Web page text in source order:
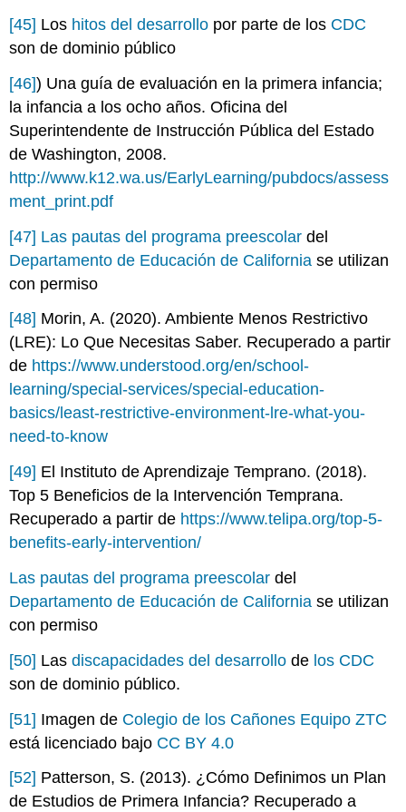
[45] Los hitos del desarrollo por parte de los CDC
son de dominio público
[46]) Una guía de evaluación en la primera infancia;
la infancia a los ocho años. Oficina del
Superintendente de Instrucción Pública del Estado
de Washington, 2008.
http://www.k12.wa.us/EarlyLearning/pubdocs/assess
ment_print.pdf
[47] Las pautas del programa preescolar del
Departamento de Educación de California se utilizan
con permiso
[48] Morin, A. (2020). Ambiente Menos Restrictivo
(LRE): Lo Que Necesitas Saber. Recuperado a partir
de https://www.understood.org/en/school-
learning/special-services/special-education-
basics/least-restrictive-environment-lre-what-you-
need-to-know
[49] El Instituto de Aprendizaje Temprano. (2018).
Top 5 Beneficios de la Intervención Temprana.
Recuperado a partir de https://www.telipa.org/top-5-
benefits-early-intervention/
Las pautas del programa preescolar del
Departamento de Educación de California se utilizan
con permiso
[50] Lasdiscapacidades del desarrollo de los CDC
son de dominio público.
[51] Imagen de Colegio de los Cañones Equipo ZTC
está licenciado bajo CC BY 4.0
[52] Patterson, S. (2013). ¿Cómo Definimos un Plan
de Estudios de Primera Infancia? Recuperado a